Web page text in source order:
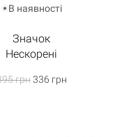
В наявності
Значок
Нескорені
грн336 грн